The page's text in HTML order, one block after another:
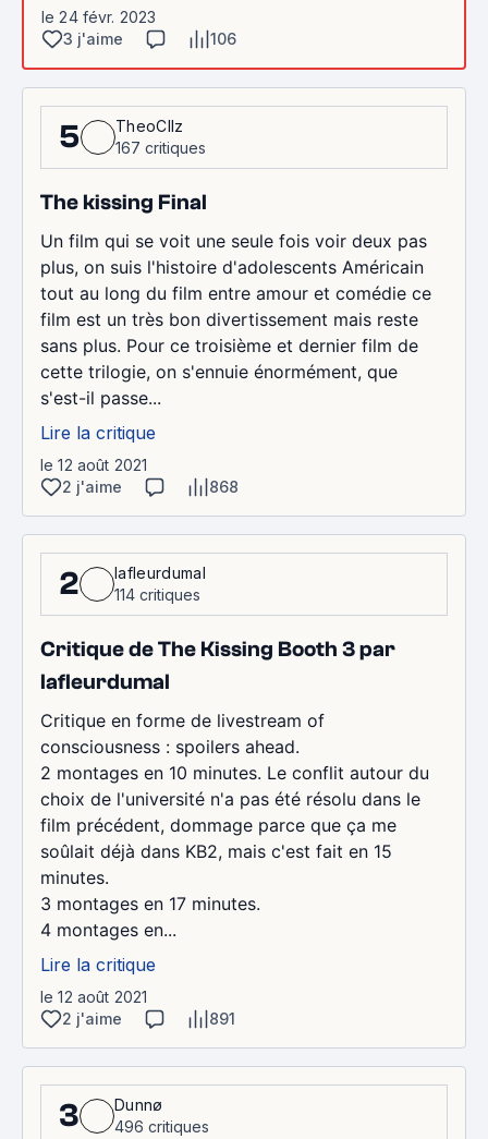
le 24 févr. 2023
3 j'aime
106
5
TheoCllz
167 critiques
The kissing Final
Un film qui se voit une seule fois voir deux pas
plus, on suis l'histoire d'adolescents Américain
tout au long du film entre amour et comédie ce
film est un très bon divertissement mais reste
sans plus. Pour ce troisième et dernier film de
cette trilogie, on s'ennuie énormément, que
s'est-il passe...
Lire la critique
le 12 août 2021
2 j'aime
868
2
lafleurdumal
114 critiques
Critique de The Kissing Booth 3 par
lafleurdumal
Critique en forme de livestream of
consciousness : spoilers ahead.
2 montages en 10 minutes. Le conflit autour du
choix de l'université n'a pas été résolu dans le
film précédent, dommage parce que ça me
soûlait déjà dans KB2, mais c'est fait en 15
minutes.
3 montages en 17 minutes.
4 montages en...
Lire la critique
le 12 août 2021
2 j'aime
891
3
Dunnø
496 critiques